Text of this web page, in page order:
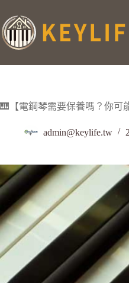
🎹【電鋼琴需要保養嗎？你可
admin@keylife.tw